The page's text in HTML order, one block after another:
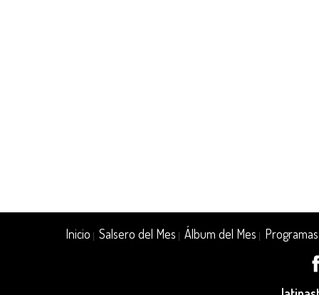
Inicio |Salsero del Mes |Álbum del Mes Programas